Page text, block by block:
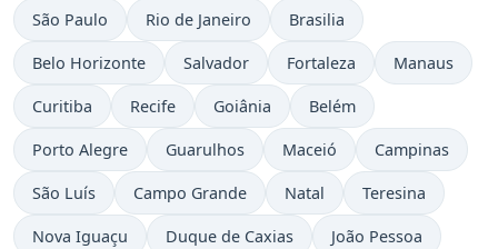
São Paulo Rio de Janeiro Brasilia
Belo Horizonte Salvador Fortaleza Manaus
Curitiba Recife Goiânia Belém
Porto Alegre Guarulhos Maceió Campinas
São Luís Campo Grande Natal Teresina
Nova Iguaçu Duque de Caxias João Pessoa